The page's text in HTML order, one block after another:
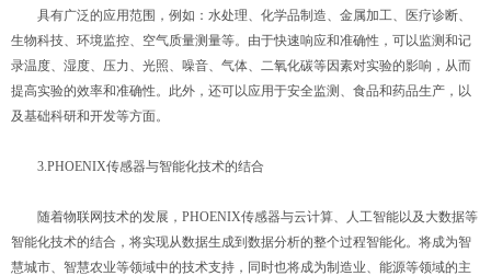
具有广泛的应用范围，例如：水处理、化学品制造、金属加工、医疗诊断、
生物科技、环境监控、空气质量测量等。由于快速响应和准确性，可以监测和记
录温度、湿度、压力、光照、噪音、气体、二氧化碳等因素对实验的影响，从而
提高实验的效率和准确性。此外，还可以应用于安全监测、食品和药品生产，以
及基础科研和开发等方面。
3.PHOENIX传感器与智能化技术的结合
随着物联网技术的发展，PHOENIX传感器与云计算、人工智能以及大数据等
智能化技术的结合，将实现从数据生成到数据分析的整个过程智能化。将成为智
慧城市、智慧农业等领域中的技术支持，同时也将成为制造业、能源等领域的主